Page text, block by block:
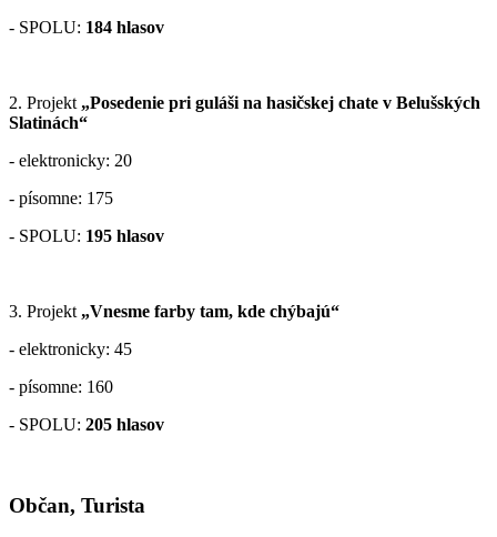
- SPOLU: 184 hlasov
2. Projekt „Posedenie pri guláši na hasičskej chate v Belušských
Slatinách“
- elektronicky: 20
- písomne: 175
- SPOLU: 195 hlasov
3. Projekt „Vnesme farby tam, kde chýbajú“
- elektronicky: 45
- písomne: 160
- SPOLU: 205 hlasov
Občan, Turista